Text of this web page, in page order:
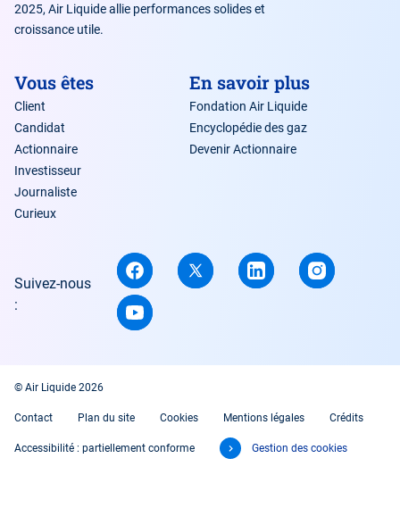
2025, Air Liquide allie performances solides et
croissance utile.
Vous êtes
Client
Candidat
Actionnaire
Investisseur
Journaliste
Curieux
En savoir plus
Fondation Air Liquide
Encyclopédie des gaz
Devenir Actionnaire
Suivez-nous
:
© Air Liquide 2026
Contact Plan du site Cookies Mentions légales Crédits
Accessibilité : partiellement conforme Gestion des cookies